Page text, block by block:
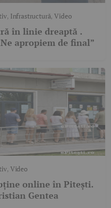
, Infrastructură,Video
în linie dreaptă .
apropiem de final”
, Video
online în Pitești.
Gentea